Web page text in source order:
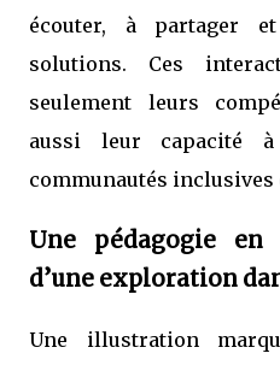
écouter, à partager
solutions. Ces
seulement leurs
aussi leur capacité
communautés inclusives
Une pédagogie en
d’une exploration
Une illustration